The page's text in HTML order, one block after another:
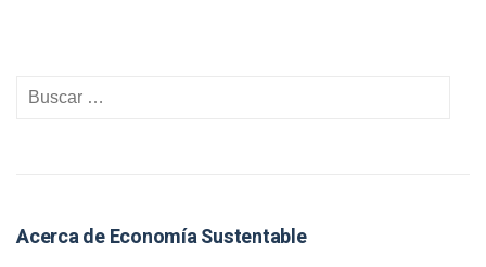
Acerca de Economía Sustentable